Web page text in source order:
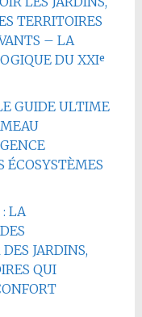
TERRITOIRES
– LA
DU XXIᵉ
GUIDE ULTIME
ÉCOSYSTÈMES
LA
JARDINS,
QUI